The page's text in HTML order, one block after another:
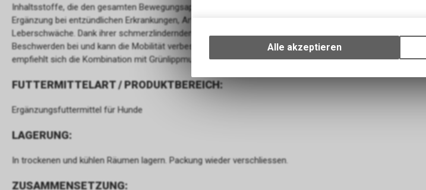
Inhaltsstoffe, die den gesamten Bewegungsapparat des Hundes unterstützen können. Sie gilt als sinnvolle
Ergänzung bei entzündlichen Erkrankungen, Arthrose, Gelenkbeschwerden, Spondylose sowie bei Nieren-
Leberschwäche. Dank ihrer schmerzlindernden und abschwellenden Wirkung trägt sie zur Linderung der
Beschwerden bei und kann die Mobilität verbessern. Zur optimalen Unterstützung des Bewegungsapparates
empfiehlt sich die Kombination mit Grünlippmuschel-Pulver oder Kollagen.
FUTTERMITTELART / PRODUKTBEREICH:
Ergänzungsfuttermittel für Hunde
LAGERUNG:
In trockenen und kühlen Räumen lagern. Packung wieder verschliessen.
ZUSAMMENSETZUNG:
Ihrem Gerät, um die grundlegenden
Verwendung des Warenkorbs, zu
zulassen.
Alle akzeptieren